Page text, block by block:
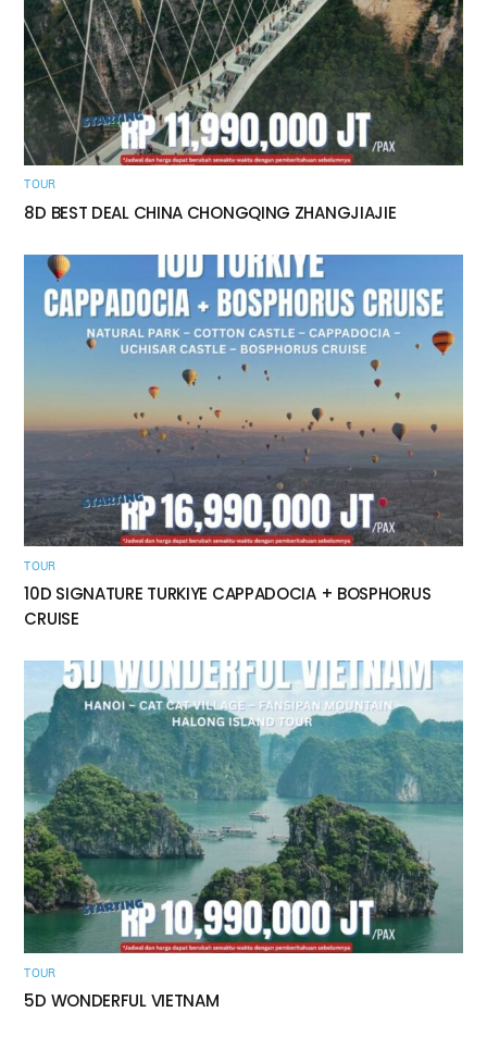
TOUR
8D BEST DEAL CHINA CHONGQING ZHANGJIAJIE
TOUR
10D SIGNATURE TURKIYE CAPPADOCIA + BOSPHORUS
CRUISE
TOUR
5D WONDERFUL VIETNAM